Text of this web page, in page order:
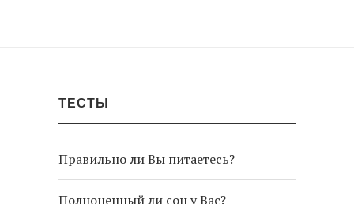
ТЕСТЫ
Правильно ли Вы питаетесь?
Полноценный ли сон у Вас?